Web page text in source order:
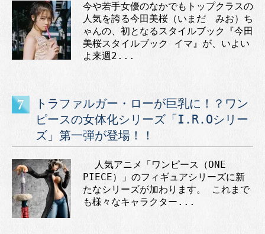
今や若手女優のなかでもトップクラスの
人気を誇る今田美桜（いまだ みお）ち
ゃんの、初となるスタイルブック『今田
美桜スタイルブック イマ』が、いよい
よ来週2...
トラファルガー・ローが巨乳に！？ワン
ピースの女体化シリーズ「I.R.Oシリー
ズ」第一弾が登場！！
人気アニメ「ワンピース（ONE
PIECE）」のフィギュアシリーズに新
たなシリーズが加わります。 これまで
も様々なキャラクター...